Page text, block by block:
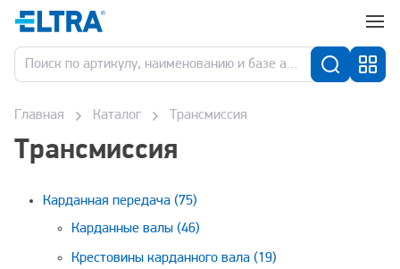
Главная Каталог Трансмиссия
Трансмиссия
Карданная передача (75)
Карданные валы (46)
Крестовины карданного вала (19)